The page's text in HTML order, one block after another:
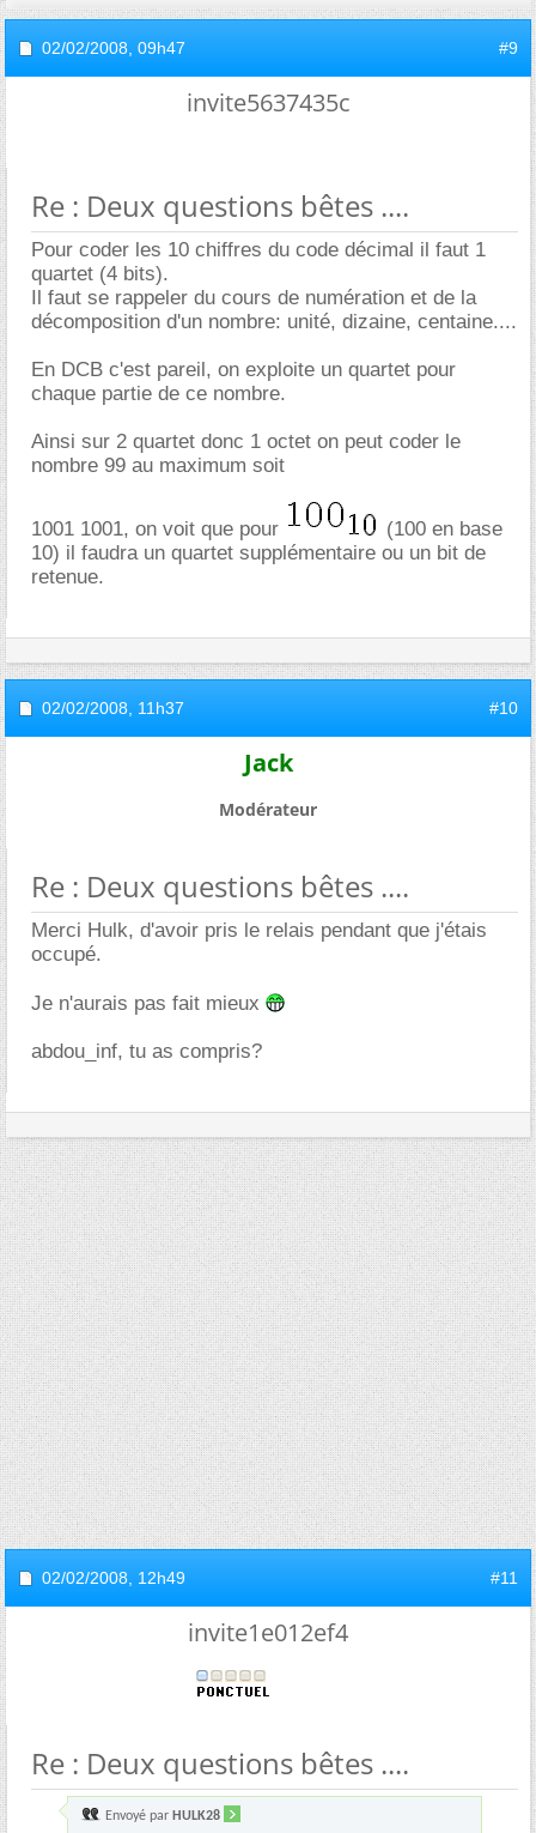
02/02/2008, 09h47 #9
invite5637435c
Re : Deux questions bêtes ....
Pour coder les 10 chiffres du code décimal il faut 1
quartet (4 bits).
Il faut se rappeler du cours de numération et de la
décomposition d'un nombre: unité, dizaine, centaine....
En DCB c'est pareil, on exploite un quartet pour
chaque partie de ce nombre.
Ainsi sur 2 quartet donc 1 octet on peut coder le
nombre 99 au maximum soit
1001 1001, on voit que pour
(100 en base
10) il faudra un quartet supplémentaire ou un bit de
retenue.
02/02/2008, 11h37 #10
Jack
Modérateur
Re : Deux questions bêtes ....
Merci Hulk, d'avoir pris le relais pendant que j'étais
occupé.
Je n'aurais pas fait mieux
abdou_inf, tu as compris?
02/02/2008, 12h49 #11
invite1e012ef4
Re : Deux questions bêtes ....
Envoyé par HULK28